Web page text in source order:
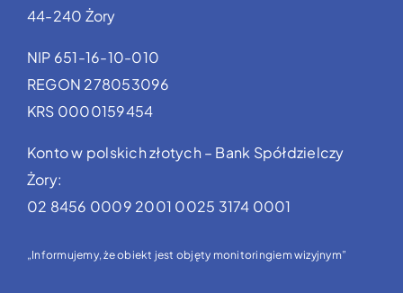
44-240 Żory
NIP 651-16-10-010
REGON 278053096
KRS 0000159454
Konto w polskich złotych – Bank Spółdzielczy
Żory:
02 8456 0009 2001 0025 3174 0001
„Informujemy, że obiekt jest objęty monitoringiem wizyjnym”